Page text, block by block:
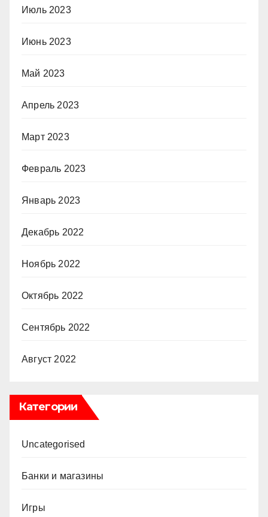
Июль 2023
Июнь 2023
Май 2023
Апрель 2023
Март 2023
Февраль 2023
Январь 2023
Декабрь 2022
Ноябрь 2022
Октябрь 2022
Сентябрь 2022
Август 2022
Категории
Uncategorised
Банки и магазины
Игры